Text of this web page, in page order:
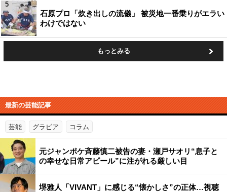
石原プロ「炊き出しの流儀」 被災地一番乗りがエラい
わけではない
5
もっとみる
最新の芸能記事
芸能 グラビア コラム
元ジャンポケ斉藤慎二被告の妻・瀬戸サオリ“息子と
の幸せな日常アピール”に注がれる厳しい目
堺雅人「VIVANT」に感じる“懐かしさ”の正体…視聴